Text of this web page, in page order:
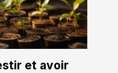
et avoir